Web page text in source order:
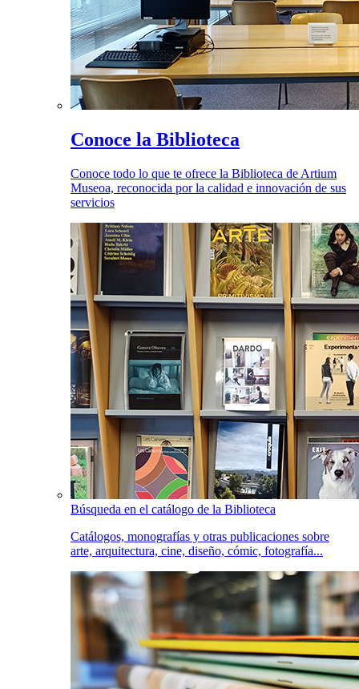
Conoce la Biblioteca
Conoce todo lo que te ofrece la Biblioteca de Artium
Museoa, reconocida por la calidad e innovación de sus
servicios
Búsqueda en el catálogo de la Biblioteca
Catálogos, monografías y otras publicaciones sobre
arte, arquitectura, cine, diseño, cómic, fotografía...